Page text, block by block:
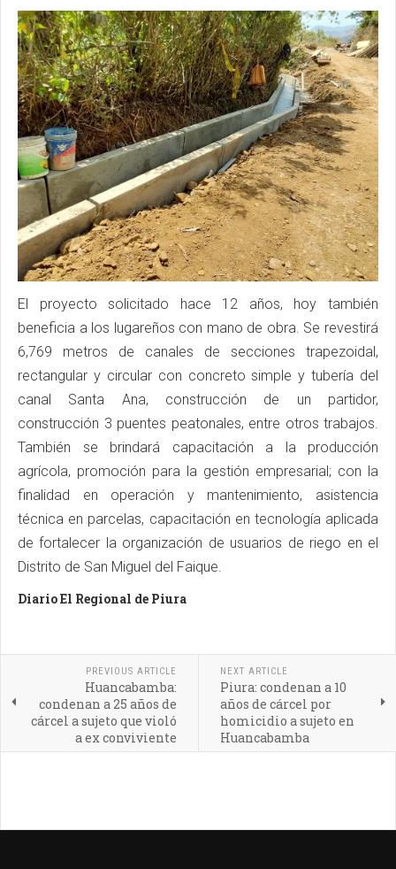
El proyecto solicitado hace 12 años, hoy también
beneficia a los lugareños con mano de obra. Se revestirá
6,769 metros de canales de secciones trapezoidal,
rectangular y circular con concreto simple y tubería del
canal Santa Ana, construcción de un partidor,
construcción 3 puentes peatonales, entre otros trabajos.
También se brindará capacitación a la producción
agrícola, promoción para la gestión empresarial; con la
finalidad en operación y mantenimiento, asistencia
técnica en parcelas, capacitación en tecnología aplicada
de fortalecer la organización de usuarios de riego en el
Distrito de San Miguel del Faique.
Diario El Regional de Piura
PREVIOUS ARTICLE
Huancabamba:
condenan a 25 años de
cárcel a sujeto que violó
a ex conviviente
NEXT ARTICLE
Piura: condenan a 10
años de cárcel por
homicidio a sujeto en
Huancabamba